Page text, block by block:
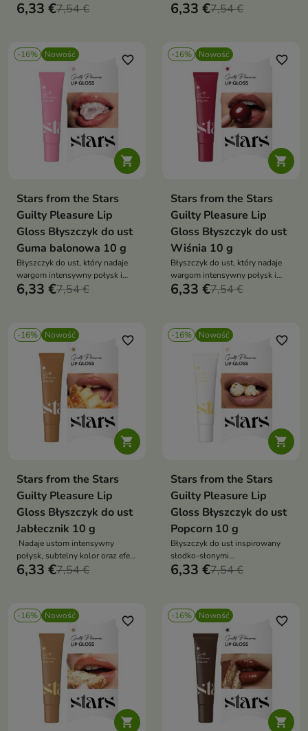
kuszącym odcieniem
6,33 €7,54 € przyjemnościami.
6,33 €7,54 €
-16% Nowość

favorite_border
Stars from the Stars
Guilty Pleasure Lip
Gloss Błyszczyk do ust
Guma balonowa 10 g
Błyszczyk do ust, który nadaje
wargom intensywny połysk i
delikatny, słodki odcień
6,33 €7,54 €
-16% Nowość

favorite_border
Stars from the Stars
Guilty Pleasure Lip
Gloss Błyszczyk do ust
Wiśnia 10 g
Błyszczyk do ust, który nadaje
wargom intensywny połysk i
podkreśla ich naturalny kolor
6,33 €7,54 €
-16% Nowość

favorite_border
Stars from the Stars
Guilty Pleasure Lip
Gloss Błyszczyk do ust
Jabłecznik 10 g
Nadaje ustom intensywny
połysk, subtelny kolor oraz efekt
wygładzenia.
6,33 €7,54 €
-16% Nowość

favorite_border
Stars from the Stars
Guilty Pleasure Lip
Gloss Błyszczyk do ust
Popcorn 10 g
Błyszczyk do ust inspirowany
słodko-słonymi
przyjemnościami.
6,33 €7,54 €
-16% Nowość

favorite_border -16% Nowość

favorite_border